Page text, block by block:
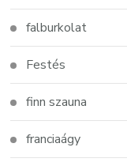
falburkolat
Festés
finn szauna
franciaágy